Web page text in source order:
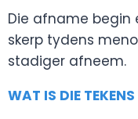
Die afname begin
skerp tydens
stadiger afneem.
WAT IS DIE